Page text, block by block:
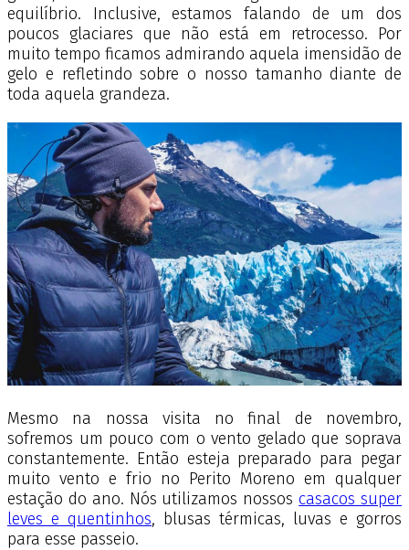
equilíbrio. Inclusive, estamos falando de um dos
poucos glaciares que não está em retrocesso. Por
muito tempo ficamos admirando aquela imensidão de
gelo e refletindo sobre o nosso tamanho diante de
toda aquela grandeza.
Mesmo na nossa visita no final de novembro,
sofremos um pouco com o vento gelado que soprava
constantemente. Então esteja preparado para pegar
muito vento e frio no Perito Moreno em qualquer
estação do ano. Nós utilizamos nossoscasacos super
leves e quentinhos, blusas térmicas, luvas e gorros
para esse passeio.